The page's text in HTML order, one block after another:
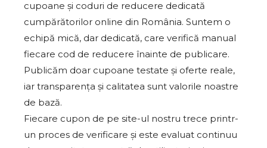
cupoane și coduri de reducere dedicată
cumpărătorilor online din România. Suntem o
echipă mică, dar dedicată, care verifică manual
fiecare cod de reducere înainte de publicare.
Publicăm doar cupoane testate și oferte reale,
iar transparența și calitatea sunt valorile noastre
de bază.
Fiecare cupon de pe site-ul nostru trece printr-
un proces de verificare și este evaluat continuu